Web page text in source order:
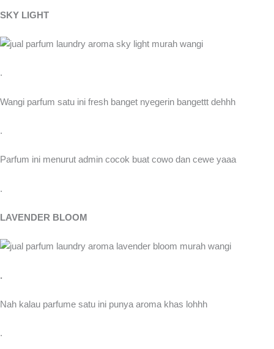
SKY LIGHT
.
Wangi parfum satu ini fresh banget nyegerin bangettt dehhh
.
Parfum ini menurut admin cocok buat cowo dan cewe yaaa
.
LAVENDER BLOOM
.
Nah kalau parfume satu ini punya aroma khas lohhh
.